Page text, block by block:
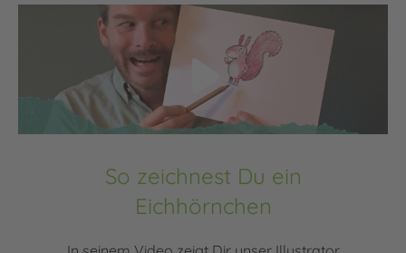
Video abspielen
So zeichnest Du ein
Eichhörnchen